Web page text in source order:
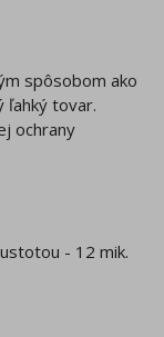
spôsobom ako
ľahký tovar.
ochrany
- 12 mik.